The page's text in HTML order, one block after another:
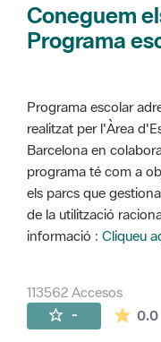
Coneguem
Programa
Programa escolar
realitzat per l'Àrea
Barcelona en
programa té com a
els parcs que
de la utilització
informació : Cliqueu
113562 Accesos
- 0.0